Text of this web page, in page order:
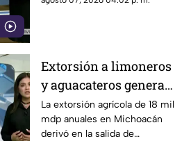
Extorsión a limoneros
y aguacateros genera
pérdidas de 18 mil mdp
en Michoacán
La extorsión agrícola de 18 mil
mdp anuales en Michoacán
derivó en la salida de